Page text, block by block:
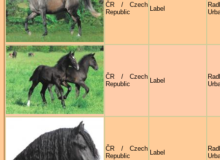
ČR / Czech
Republic
Label
ČR / Czech
Republic
Label
ČR / Czech
Republic
Label